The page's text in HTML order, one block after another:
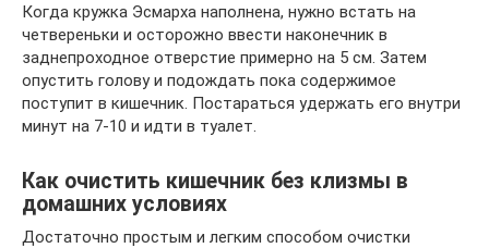
Когда кружка Эсмарха наполнена, нужно встать на
четвереньки и осторожно ввести наконечник в
заднепроходное отверстие примерно на 5 см. Затем
опустить голову и подождать пока содержимое
поступит в кишечник. Постараться удержать его внутри
минут на 7-10 и идти в туалет.
Как очистить кишечник без клизмы в
домашних условиях
Достаточно простым и легким способом очистки